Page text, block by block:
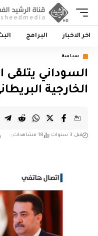
اخر الاخبار البرامج
سياسة
السوداني يتلقى
الخارجية
قبل 3 سنوات 18 مشاهدات